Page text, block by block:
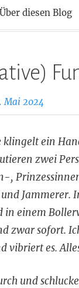
Über diesen Blog
Mai 2024
klingelt ein
zwei
,
Jammerer.
einem
zwar sofort.
vibriert es.
und